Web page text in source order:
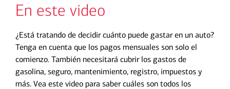
En este video
¿Está tratando de decidir cuánto puede gastar en un auto?
Tenga en cuenta que los pagos mensuales son solo el
comienzo. También necesitará cubrir los gastos de
gasolina, seguro, mantenimiento, registro, impuestos y
más. Vea este video para saber cuáles son todos los